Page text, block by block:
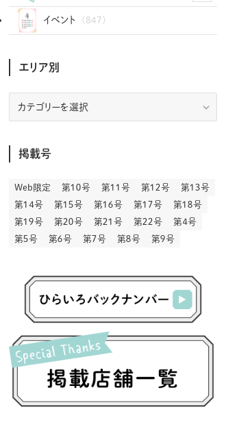
(12)
(36)
(9)
(33) (296)
(45)
(164)
(45)
(68)
(2)
(7)
(57)
(71)
(400)
(5)
(24)
(12)
(25)
(14)
(77)
(6)
(8)
(3)
(45)
(8)
(41)
(103)
(4)
(30)
(456)
(24)
(77)
(151)
(2)
(140)
(34)
(23) (83)
(44)
(9)
(29)
(1)
(2)
(1)
(5)
(50)
(30)
(2)
(20)
(17)
(5)
(78)
(52)
(3)
(12)
(333)
(23)
(85)
(29)
(72)
(30)
(7)
(19)
(102)
(17)
(22)
(20)
(2)
(244)
(20)
イベント (847)
エリア別
別
掲載号
Web限定 第１０号 第１１号 第１２号
第１３号
第１４号
第１５号 第１６号 第１７号
第１８号
第１９号
第２０号 第２１号 第２２号
第４号
第５号
第６号 第７号 第８号 第９号